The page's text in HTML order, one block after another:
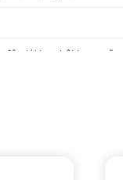
độ giới hạn bôi trơn mỡ